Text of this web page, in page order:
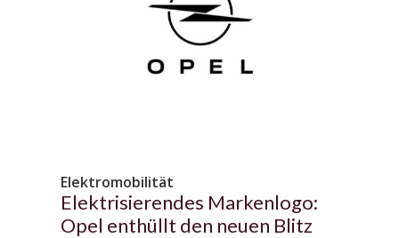
Elektromobilität
Elektrisierendes Markenlogo:
Opel enthüllt den neuen Blitz